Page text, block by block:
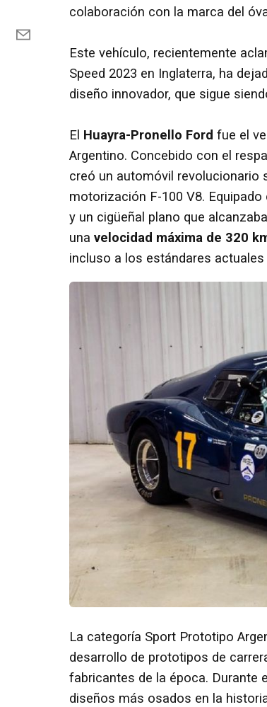
colaboración con la marca del
Este vehículo, recientemente
Speed 2023 en Inglaterra, ha
diseño innovador, que sigue
El Huayra-Pronello Ford fue el
Argentino. Concebido con el
creó un automóvil revolucionario
motorización F-100 V8.
y un cigüeñal plano que
una velocidad máxima de 320
incluso a los estándares
La categoría Sport Prototipo
desarrollo de prototipos de
fabricantes de la época. Durante
diseños más osados en la